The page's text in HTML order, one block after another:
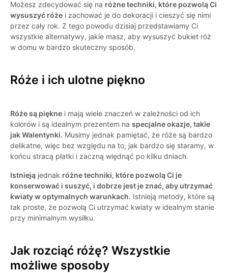
Możesz zdecydować się na różne techniki, które pozwolą Ci
wysuszyć róże i zachować je do dekoracji i cieszyć się nimi
przez cały rok. Z tego powodu dzisiaj przedstawiamy Ci
wszystkie alternatywy, jakie masz, aby wysuszyć bukiet róż
w domu w bardzo skuteczny sposób.
Róże i ich ulotne piękno
Róże są piękne i mają wiele znaczeń w zależności od ich
kolorów i są idealnym prezentem na specjalne okazje, takie
jak Walentynki. Musimy jednak pamiętać, że róże są bardzo
delikatne, więc bez względu na to, jak bardzo się staramy, w
końcu stracą płatki i zaczną więdnąć po kilku dniach.
Istnieją jednak różne techniki, które pozwolą Ci je
konserwować i suszyć, i dobrze jest je znać, aby utrzymać
kwiaty w optymalnych warunkach. Istnieją metody, które są
tak proste, że pozwolą Ci utrzymać kwiaty w idealnym stanie
przy minimalnym wysiłku.
Jak rozciąć różę? Wszystkie
możliwe sposoby